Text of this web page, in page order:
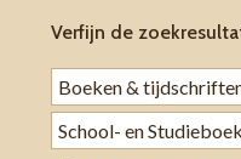
Verfijn de